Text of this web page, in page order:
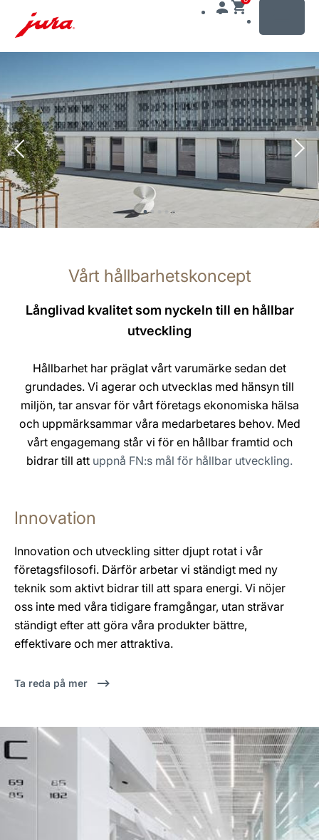
innehåll
Växla
till
sökning
Vårt hållbarhetskoncept
Långlivad kvalitet som nyckeln till en hållbar
utveckling
Hållbarhet har präglat vårt varumärke sedan det
grundades. Vi agerar och utvecklas med hänsyn till
miljön, tar ansvar för vårt företags ekonomiska hälsa
och uppmärksammar våra medarbetares behov. Med
vårt engagemang står vi för en hållbar framtid och
bidrar till att uppnå FN:s mål för hållbar utveckling.
Innovation
Innovation och utveckling sitter djupt rotat i vår
företagsfilosofi. Därför arbetar vi ständigt med ny
teknik som aktivt bidrar till att spara energi. Vi nöjer
oss inte med våra tidigare framgångar, utan strävar
ständigt efter att göra våra produkter bättre,
effektivare och mer attraktiva.
Ta reda på mer